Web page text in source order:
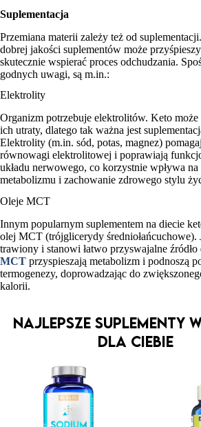
Suplementacja
Przemiana materii zależy też od
dobrej jakości suplementów może
skutecznie wspierać proces odchudzania.
godnych uwagi, są m.in.:
Elektrolity
Organizm potrzebuje elektrolitów. Keto
ich utraty, dlatego tak ważna jest
Elektrolity (m.in. sód, potas, magnez)
równowagi elektrolitowej i poprawiają
układu nerwowego, co korzystnie wpływa na
metabolizmu i zachowanie zdrowego stylu
Oleje MCT
Innym popularnym suplementem na diecie
olej MCT (trójglicerydy średniołańcuchowe).
trawiony i stanowi łatwo przyswajalne źródło
MCT przyspieszają metabolizm i podnoszą
termogenezy, doprowadzając do
kalorii.
Najlepsze suplementy
dla Ciebie